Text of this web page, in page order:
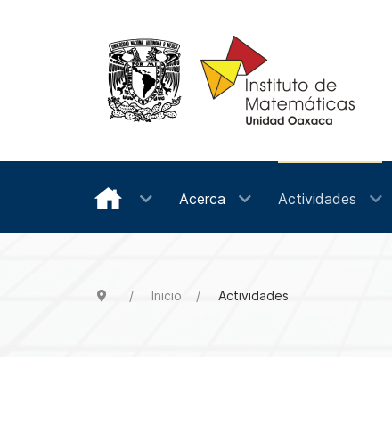
Acerca Actividades
Inicio Actividades